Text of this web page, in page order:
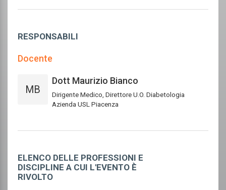
RESPONSABILI
Docente
MB
Dott Maurizio Bianco
Dirigente Medico, Direttore U.O. Diabetologia
Azienda USL Piacenza
ELENCO DELLE PROFESSIONI E
DISCIPLINE A CUI L'EVENTO È
RIVOLTO